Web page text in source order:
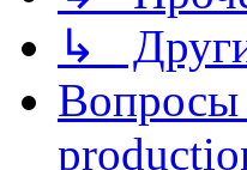
↳
Вопросы